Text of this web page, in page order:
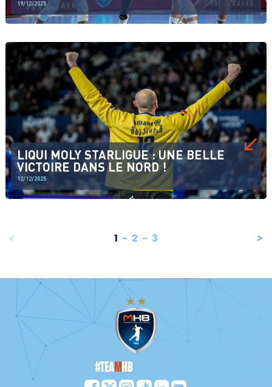
19/12/2025
LIQUI MOLY STARLIGUE : UNE BELLE
VICTOIRE DANS LE NORD !
12/12/2025
< 1 - 2 - 3 >